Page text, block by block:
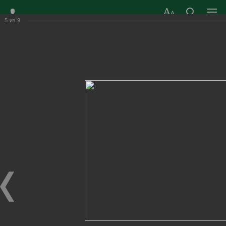
САМОУПРАВЛЕНИЯ
Главная
Митинг в День народного единства
Митинг в День народного единства
5 из 9